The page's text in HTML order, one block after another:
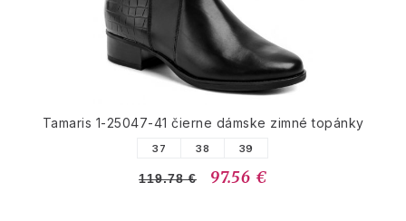
Tamaris 1-25047-41 čierne dámske zimné topánky
37 38 39
119.78 € 97.56 €